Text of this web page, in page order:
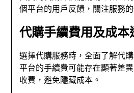
個平台的用戶反饋，關注服務
代購手續費用及成本
選擇代購服務時，全面了解代
平台的手續費可能存在顯著差
收費，避免隱藏成本。